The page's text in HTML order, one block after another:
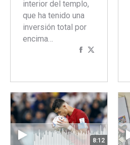
interior del templo,
que ha tenido una
inversión total por
encima…
Compartir
8:12